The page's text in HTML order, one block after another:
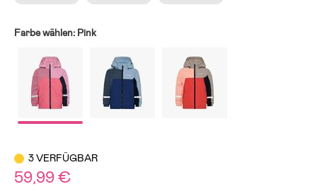
Farbe wählen: Pink
3 VERFÜGBAR
59,99 €